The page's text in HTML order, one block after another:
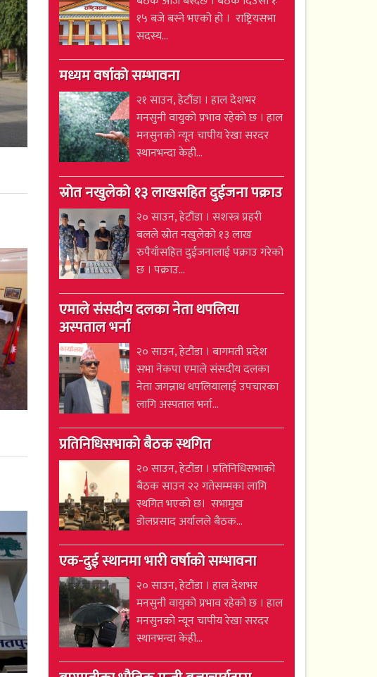
१५ बजे बस्ने भएको हो । राष्ट्रियसभा
सदस्य...
मध्यम वर्षाको सम्भावना
२१ साउन, हेटौंडा । हाल देशभर
मनसुनी वायुको प्रभाव रहेको छ । हाल
मनसुनको न्यून चापीय रेखा सरदर
स्थानभन्दा केही...
स्रोत नखुलेको १३ लाखसहित दुईजना पक्राउ
२० साउन, हेटौंडा । सशस्त्र प्रहरी
बलले स्रोत नखुलेको १३ लाख
रुपैयाँसहित दुईजनालाई पक्राउ गरेको
छ । पक्राउ...
एमाले संसदीय दलका नेता थपलिया
अस्पताल भर्ना
२० साउन, हेटौंडा । बागमती प्रदेश
सभा नेकपा एमाले संसदीय दलका
नेता जगन्नाथ थपलियालाई उपचारका
लागि अस्पताल भर्ना...
प्रतिनिधिसभाको बैठक स्थगित
२० साउन, हेटौंडा । प्रतिनिधिसभाको
बैठक साउन २२ गतेसम्मका लागि
स्थगित भएको छ। सभामुख
डोलप्रसाद अर्यालले बैठक...
एक-दुई स्थानमा भारी वर्षाको सम्भावना
२० साउन, हेटौंडा । हाल देशभर
मनसुनी वायुको प्रभाव रहेको छ । हाल
मनसुनको न्यून चापीय रेखा सरदर
स्थानभन्दा केही...